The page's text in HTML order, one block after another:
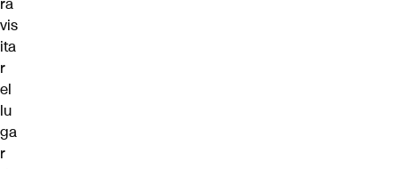
vis
ita
r
el
lu
ga
r